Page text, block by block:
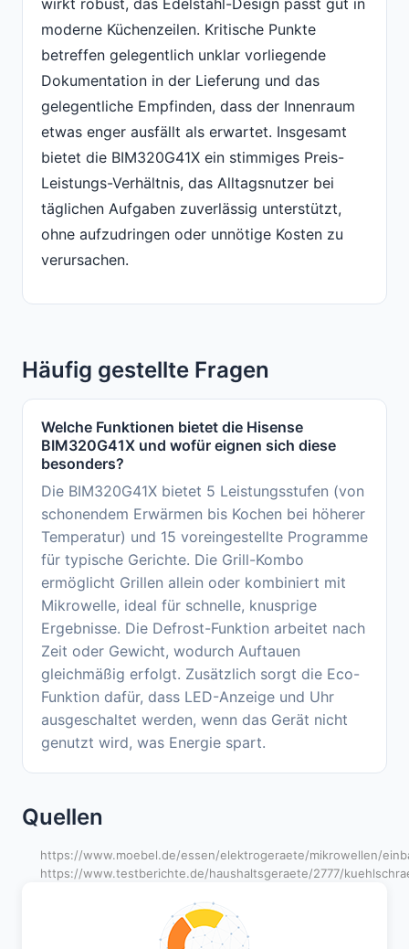
wirkt robust, das Edelstahl-Design passt gut in
moderne Küchenzeilen. Kritische Punkte
betreffen gelegentlich unklar vorliegende
Dokumentation in der Lieferung und das
gelegentliche Empfinden, dass der Innenraum
etwas enger ausfällt als erwartet. Insgesamt
bietet die BIM320G41X ein stimmiges Preis-
Leistungs-Verhältnis, das Alltagsnutzer bei
täglichen Aufgaben zuverlässig unterstützt,
ohne aufzudringen oder unnötige Kosten zu
verursachen.
Häufig gestellte Fragen
Welche Funktionen bietet die Hisense
BIM320G41X und wofür eignen sich diese
besonders?
Die BIM320G41X bietet 5 Leistungsstufen (von
schonendem Erwärmen bis Kochen bei höherer
Temperatur) und 15 voreingestellte Programme
für typische Gerichte. Die Grill-Kombo
ermöglicht Grillen allein oder kombiniert mit
Mikrowelle, ideal für schnelle, knusprige
Ergebnisse. Die Defrost-Funktion arbeitet nach
Zeit oder Gewicht, wodurch Auftauen
gleichmäßig erfolgt. Zusätzlich sorgt die Eco-
Funktion dafür, dass LED-Anzeige und Uhr
ausgeschaltet werden, wenn das Gerät nicht
genutzt wird, was Energie spart.
Quellen
https://www.moebel.de/essen/elektrogeraete/mikrowellen/
https://www.testberichte.de/haushaltsgeraete/2777/